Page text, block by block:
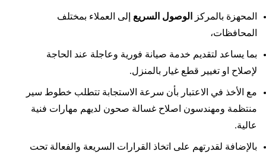
المحهزة بالمركز الوصول السريع إلى العملاء بمختلف
المحافظات،
بما يساعد لتقديم خدمة صيانة فورية وعاجلة عند الحاجة
لإصلاح او تغيير قطع غيار بالمنزل.
مع الأخذ في الاعتبار بأن سرعة الاستجابة تتطلب خطوط سير
منتظمة ومهندسون اصلاح غسالة صحون لديهم مهارات فنية
عالية.
بالإضافة لقدرتهم على اتخاذ القرارات السريعة والفعالة تحت